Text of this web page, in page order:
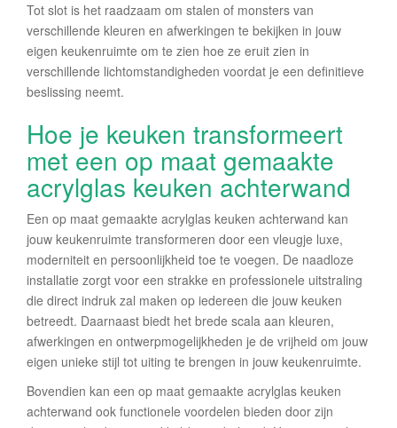
Tot slot is het raadzaam om stalen of monsters van
verschillende kleuren en afwerkingen te bekijken in jouw
eigen keukenruimte om te zien hoe ze eruit zien in
verschillende lichtomstandigheden voordat je een definitieve
beslissing neemt.
Hoe je keuken transformeert
met een op maat gemaakte
acrylglas keuken achterwand
Een op maat gemaakte acrylglas keuken achterwand kan
jouw keukenruimte transformeren door een vleugje luxe,
moderniteit en persoonlijkheid toe te voegen. De naadloze
installatie zorgt voor een strakke en professionele uitstraling
die direct indruk zal maken op iedereen die jouw keuken
betreedt. Daarnaast biedt het brede scala aan kleuren,
afwerkingen en ontwerpmogelijkheden je de vrijheid om jouw
eigen unieke stijl tot uiting te brengen in jouw keukenruimte.
Bovendien kan een op maat gemaakte acrylglas keuken
achterwand ook functionele voordelen bieden door zijn